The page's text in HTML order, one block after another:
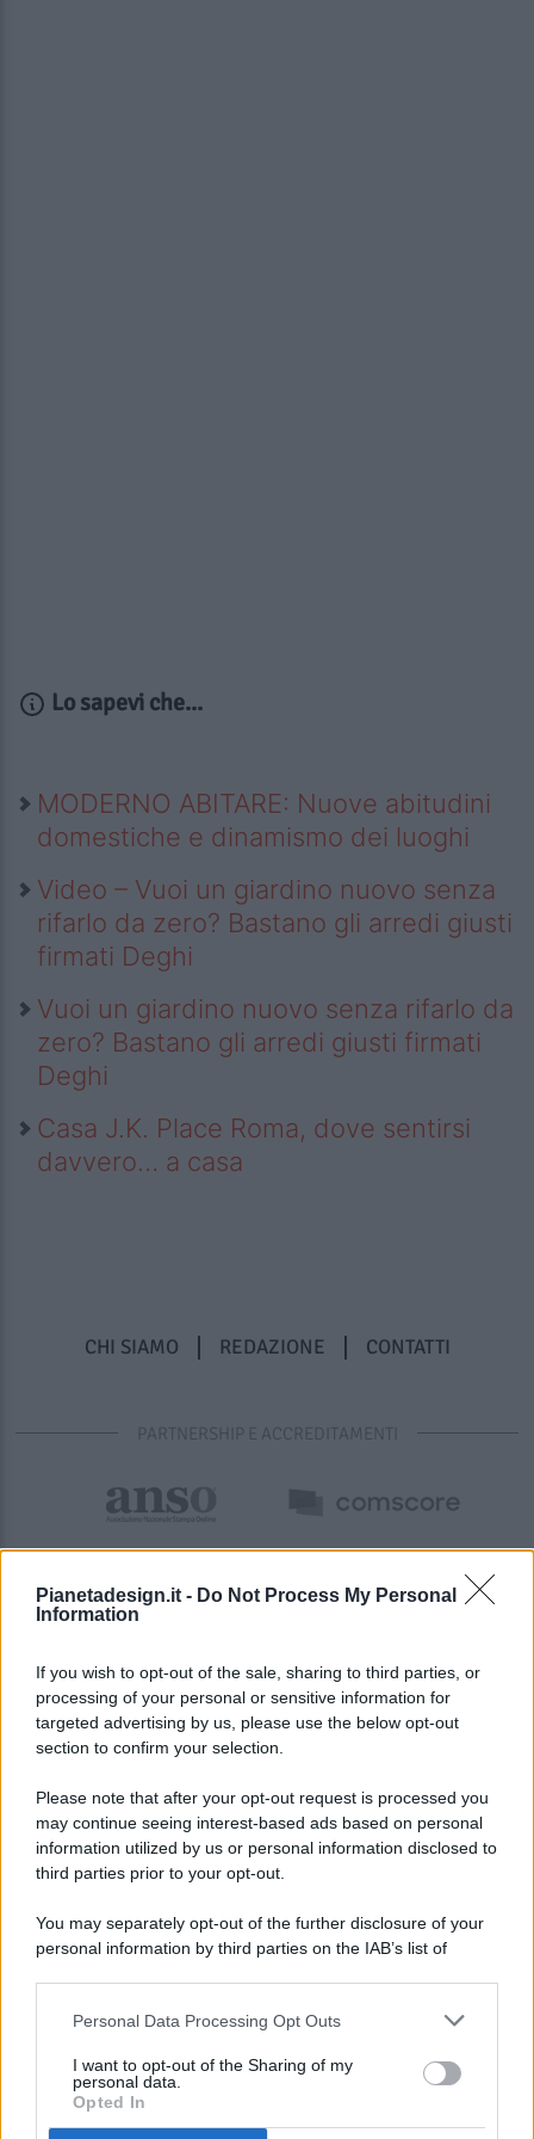
Pianetadesign.it - Do Not Process My Personal
Information
If you wish to opt-out of the sale, sharing to third parties, or
processing of your personal or sensitive information for
targeted advertising by us, please use the below opt-out
section to confirm your selection.
Please note that after your opt-out request is processed you
may continue seeing interest-based ads based on personal
information utilized by us or personal information disclosed to
third parties prior to your opt-out.
You may separately opt-out of the further disclosure of your
personal information by third parties on the IAB’s list of
This information may also be disclosed by us to third parties
disclose it to other third parties.
Personal Data Processing Opt Outs
I want to opt-out of the Sharing of my
personal data.
Opted In
Lo sapevi che...
MODERNO ABITARE: Nuove abitudini
domestiche e dinamismo dei luoghi
Video – Vuoi un giardino nuovo senza
rifarlo da zero? Bastano gli arredi giusti
firmati Deghi
Vuoi un giardino nuovo senza rifarlo da
zero? Bastano gli arredi giusti firmati
Deghi
Casa J.K. Place Roma, dove sentirsi
davvero… a casa
CHI SIAMO REDAZIONE CONTATTI
PARTNERSHIP E ACCREDITAMENTI
© 2026 - Pianeta Design - P.IVA 04827280654 - Testata
Registrata Al Tribunale Di Nocera Inferiore N. 8/2020 - RG N.
ISCRIZIONE AL ROC N. 35792 – ISCRITTA ALL’ANSO
(ASSOCIAZIONE NAZIONALE STAMPA ONLINE)
PREFERENZE PRIVACY